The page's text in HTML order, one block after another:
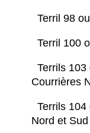
Terril 98
Terril 100
Terrils
Courrières
Terrils
Nord et Sud